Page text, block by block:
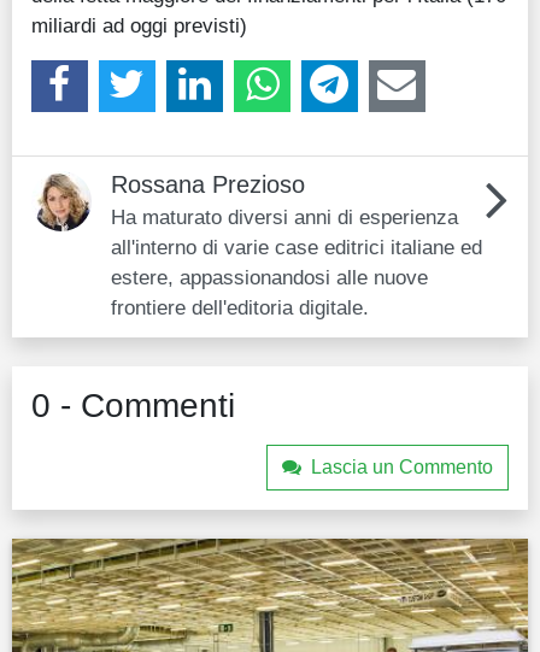
miliardi ad oggi previsti)
Rossana Prezioso
Ha maturato diversi anni di esperienza
all'interno di varie case editrici italiane ed
estere, appassionandosi alle nuove
frontiere dell'editoria digitale.
0 - Commenti
Lascia un Commento